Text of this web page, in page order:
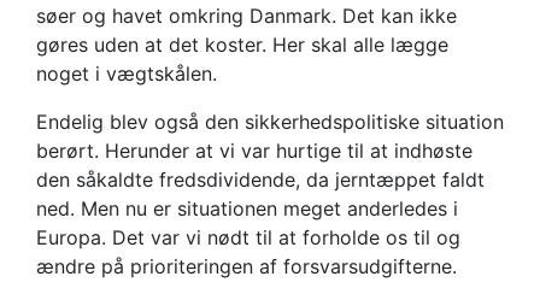
søer og havet omkring Danmark. Det kan ikke
gøres uden at det koster. Her skal alle lægge
noget i vægtskålen.
Endelig blev også den sikkerhedspolitiske situation
berørt. Herunder at vi var hurtige til at indhøste
den såkaldte fredsdividende, da jerntæppet faldt
ned. Men nu er situationen meget anderledes i
Europa. Det var vi nødt til at forholde os til og
ændre på prioriteringen af forsvarsudgifterne.